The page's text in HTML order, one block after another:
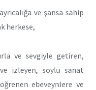
ve şansa sahip
herkese,
ve sevgiyle getiren,
izleyen, soylu sanat
ebeveynlere ve